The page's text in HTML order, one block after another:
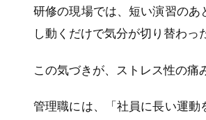
研修の現場では、短い演習の
し動くだけで気分が切り替わっ
この気づきが、ストレス性の痛
管理職には、「社員に長い運